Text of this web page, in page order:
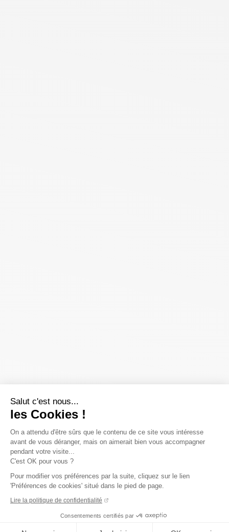
Salut c'est nous...
les Cookies !
On a attendu d'être sûrs que le contenu de ce site vous intéresse
avant de vous déranger, mais on aimerait bien vous accompagner
pendant votre visite...
C'est OK pour vous ?
Pour modifier vos préférences par la suite, cliquez sur le lien
'Préférences de cookies' situé dans le pied de page.
Lire la politique de confidentialité
Consentements certifiés par